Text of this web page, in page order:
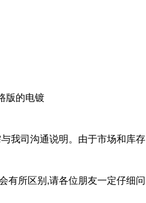
版的电镀
我司沟通说明。由于市场和库存
有所区别,请各位朋友一定仔细问